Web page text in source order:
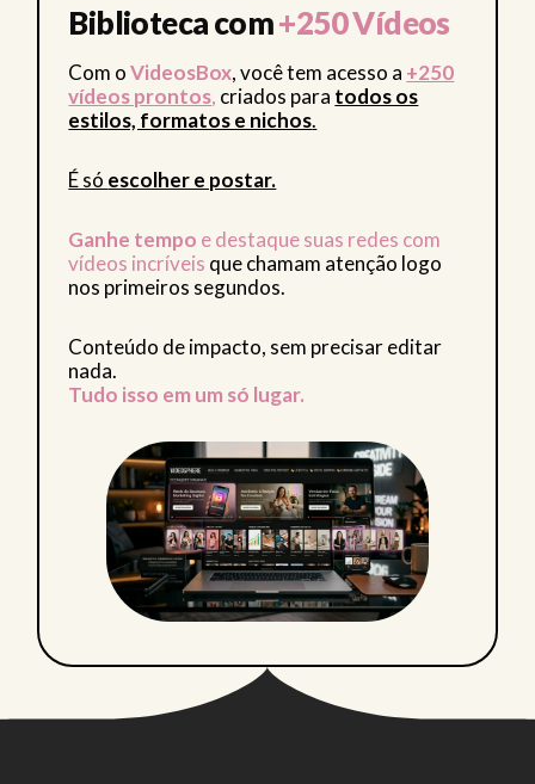
Biblioteca com+250 Vídeos
Com oVideosBox, você tem acesso a +250
vídeos prontos, criados para todos os
estilos, formatos e nichos.
É só escolher e postar.
Ganhe tempo e destaque suas redes com
vídeos incríveis que chamam atenção logo
nos primeiros segundos.
Conteúdo de impacto, sem precisar editar
nada.
Tudo isso em um só lugar.